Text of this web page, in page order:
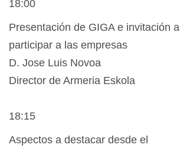
18:00
Presentación de GIGA e invitación a
participar a las empresas
D. Jose Luis Novoa
Director de Armeria Eskola
18:15
Aspectos a destacar desde el